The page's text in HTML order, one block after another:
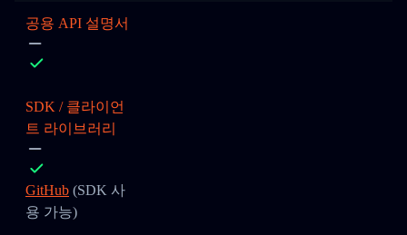
공용 API 설명서
SDK / 클라이언
트 라이브러리
GitHub (SDK 사
용 가능)